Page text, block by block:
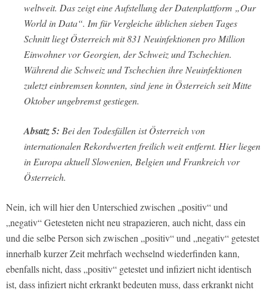
weltweit. Das zeigt eine Aufstellung der Datenplattform „Our
World in Data“. Im für Vergleiche üblichen sieben Tages
Schnitt liegt Österreich mit 831 Neuinfektionen pro Million
Einwohner vor Georgien, der Schweiz und Tschechien.
Während die Schweiz und Tschechien ihre Neuinfektionen
zuletzt einbremsen konnten, sind jene in Österreich seit Mitte
Oktober ungebremst gestiegen.
Absatz 5: Bei den Todesfällen ist Österreich von
internationalen Rekordwerten freilich weit entfernt. Hier liegen
in Europa aktuell Slowenien, Belgien und Frankreich vor
Österreich.
Nein, ich will hier den Unterschied zwischen „positiv“ und
„negativ“ Getesteten nicht neu strapazieren, auch nicht, dass ein
und die selbe Person sich zwischen „positiv“ und „negativ“ getestet
innerhalb kurzer Zeit mehrfach wechselnd wiederfinden kann,
ebenfalls nicht, dass „positiv“ getestet und infiziert nicht identisch
ist, dass infiziert nicht erkrankt bedeuten muss, dass erkrankt nicht